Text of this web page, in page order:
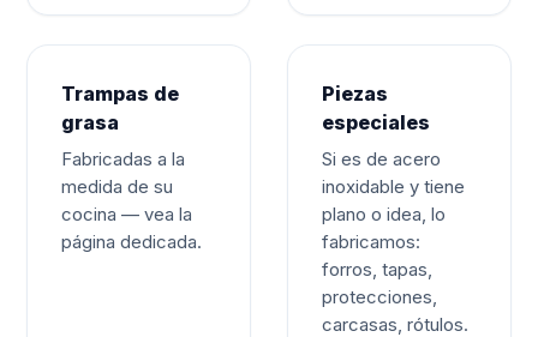
Trampas de
grasa
Fabricadas a la
medida de su
cocina — vea la
página dedicada.
Piezas
especiales
Si es de acero
inoxidable y tiene
plano o idea, lo
fabricamos:
forros, tapas,
protecciones,
carcasas, rótulos.